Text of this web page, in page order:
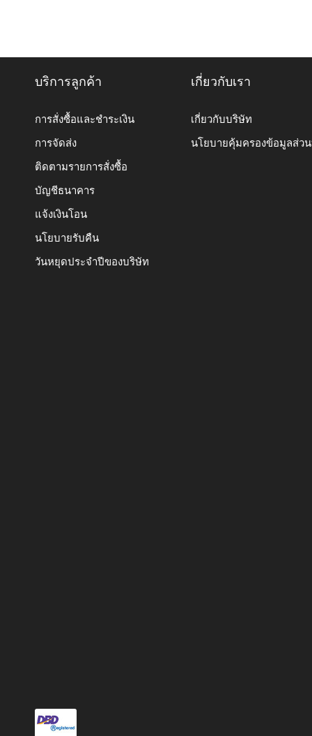
บริการลูกค้า
การสั่งซื้อและชำระเงิน
การจัดส่ง
ติดตามรายการสั่งซื้อ
บัญชีธนาคาร
แจ้งเงินโอน
นโยบายรับคืน
วันหยุดประจำปีของบริษัท
เกี่ยวกับเรา
เกี่ยวกับบริษัท
นโยบายคุ้มครองข้อมูลส่ว